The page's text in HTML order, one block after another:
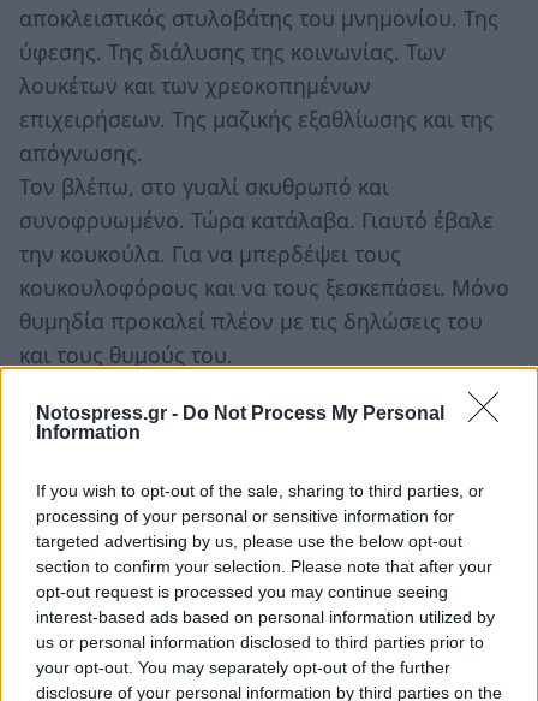
Notospress.gr - Do Not Process My Personal
Information
If you wish to opt-out of the sale, sharing to third parties, or
processing of your personal or sensitive information for
targeted advertising by us, please use the below opt-out
section to confirm your selection. Please note that after your
opt-out request is processed you may continue seeing
interest-based ads based on personal information utilized by
us or personal information disclosed to third parties prior to
your opt-out. You may separately opt-out of the further
disclosure of your personal information by third parties on the
αποκλειστικός στυλοβάτης του μνημονίου. Της
ύφεσης. Της διάλυσης της κοινωνίας. Των
λουκέτων και των χρεοκοπημένων
επιχειρήσεων. Της μαζικής εξαθλίωσης και της
απόγνωσης.
Τον βλέπω, στο γυαλί σκυθρωπό και
συνοφρυωμένο. Τώρα κατάλαβα. Γιαυτό έβαλε
την κουκούλα. Για να μπερδέψει τους
κουκουλοφόρους και να τους ξεσκεπάσει. Μόνο
θυμηδία προκαλεί πλέον με τις δηλώσεις του
και τους θυμούς του.
Από κοντά κι ο ανεκδιήγητοςΓιωργάκης. Κάτι
είπε κι αυτός. Να πω την αλήθεια δεν θυμάμαι.
Δεν αξίζει ούτε να ασχοληθείς μαζί του σε
επίπεδο λογικής. Έχει αρχίσει όμως να
καταλαβαίνει ότι τον περιμένει Γουδί και
τρέχοντας συσπειρώνεται πίσω από τον
αδίστακτο, εξουσιομανή Βενιζέλο, πιστεύοντας
ότι ίσως σωθεί.